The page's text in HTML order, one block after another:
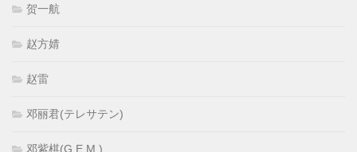
贺一航
赵方婧
赵雷
邓丽君(テレサテン)
邓紫棋(G.E.M.)